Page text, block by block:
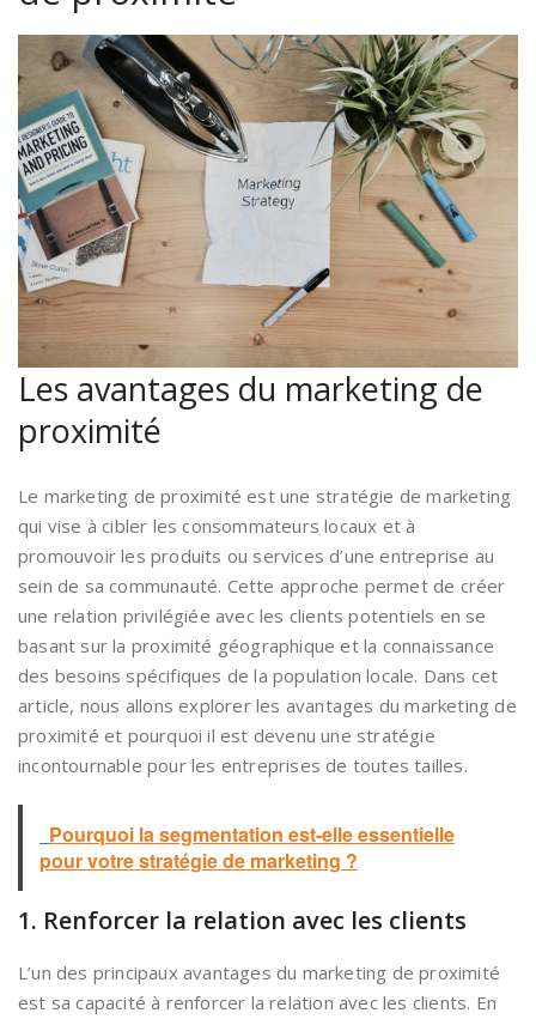
Les avantages du marketing de
proximité
Le marketing de proximité est une stratégie de marketing
qui vise à cibler les consommateurs locaux et à
promouvoir les produits ou services d’une entreprise au
sein de sa communauté. Cette approche permet de créer
une relation privilégiée avec les clients potentiels en se
basant sur la proximité géographique et la connaissance
des besoins spécifiques de la population locale. Dans cet
article, nous allons explorer les avantages du marketing de
proximité et pourquoi il est devenu une stratégie
incontournable pour les entreprises de toutes tailles.
Pourquoi la segmentation est-elle essentielle
pour votre stratégie de marketing ?
1. Renforcer la relation avec les clients
L’un des principaux avantages du marketing de proximité
est sa capacité à renforcer la relation avec les clients. En